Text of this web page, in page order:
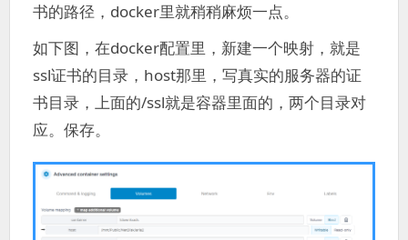
书的路径，docker里就稍稍麻烦一点。
如下图，在docker配置里，新建一个映射，就是
ssl证书的目录，host那里，写真实的服务器的证
书目录，上面的/ssl就是容器里面的，两个目录对
应。保存。